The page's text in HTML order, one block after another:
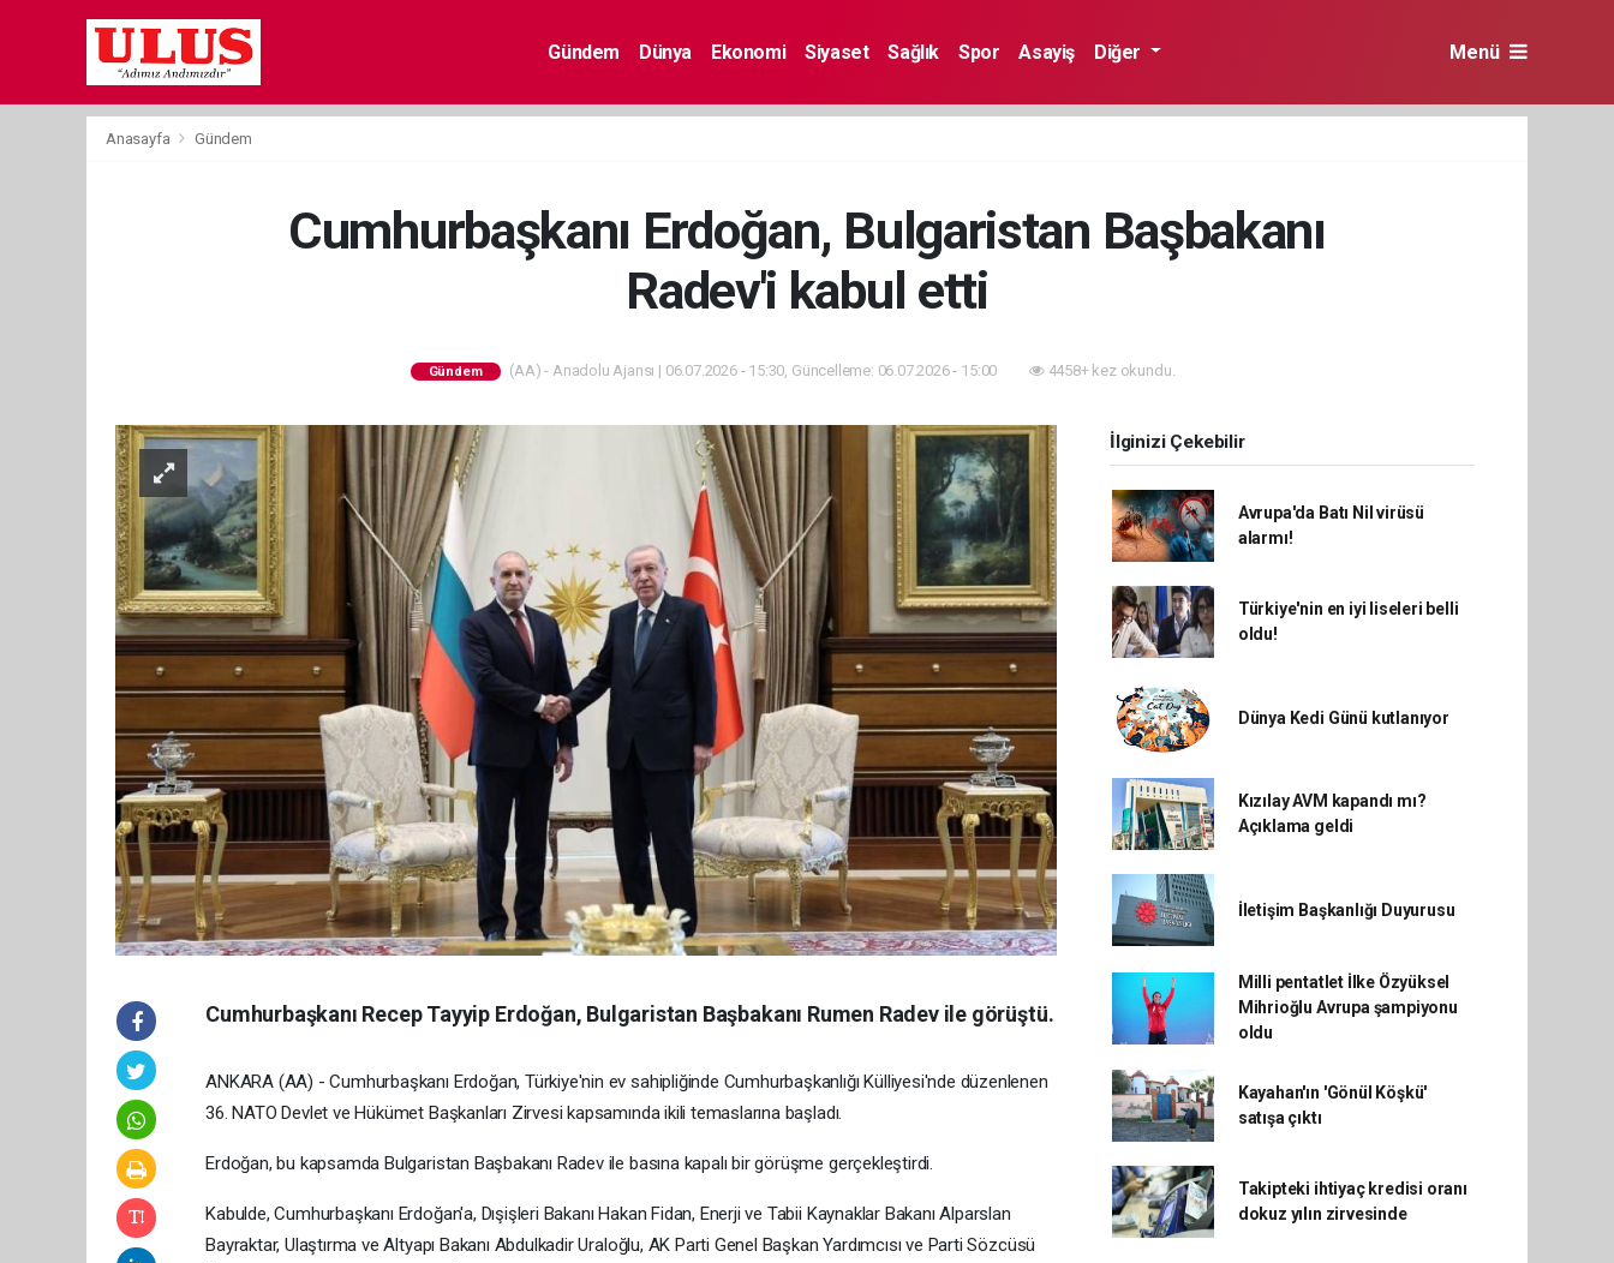
Gündem Dünya Ekonomi Siyaset Sağlık Spor Asayiş Diğer Menü
Anasayfa Gündem
Cumhurbaşkanı Erdoğan, Bulgaristan Başbakanı
Radev'i kabul etti
Gündem (AA) - Anadolu Ajansı | 06.07.2026 - 15:30, Güncelleme: 06.07.2026 - 15:00 4458+ kez okundu.
Cumhurbaşkanı Recep Tayyip Erdoğan, Bulgaristan Başbakanı Rumen Radev ile görüştü.
ANKARA (AA) - Cumhurbaşkanı Erdoğan, Türkiye'nin ev sahipliğinde Cumhurbaşkanlığı Külliyesi'nde düzenlenen
36. NATO Devlet ve Hükümet Başkanları Zirvesi kapsamında ikili temaslarına başladı.
Erdoğan, bu kapsamda Bulgaristan Başbakanı Radev ile basına kapalı bir görüşme gerçekleştirdi.
Kabulde, Cumhurbaşkanı Erdoğan'a, Dışişleri Bakanı Hakan Fidan, Enerji ve Tabii Kaynaklar Bakanı Alparslan
Bayraktar, Ulaştırma ve Altyapı Bakanı Abdulkadir Uraloğlu, AK Parti Genel Başkan Yardımcısı ve Parti Sözcüsü
İlginizi Çekebilir
Avrupa'da Batı Nil virüsü
alarmı!
Türkiye'nin en iyi liseleri belli
oldu!
Dünya Kedi Günü kutlanıyor
Kızılay AVM kapandı mı?
Açıklama geldi
İletişim Başkanlığı Duyurusu
Milli pentatlet İlke Özyüksel
Mihrioğlu Avrupa şampiyonu
oldu
Kayahan'ın 'Gönül Köşkü'
satışa çıktı
Takipteki ihtiyaç kredisi oranı
dokuz yılın zirvesinde